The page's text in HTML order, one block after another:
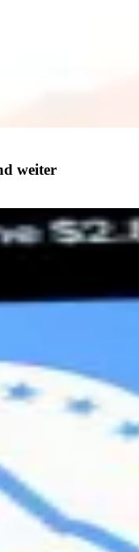
weiter